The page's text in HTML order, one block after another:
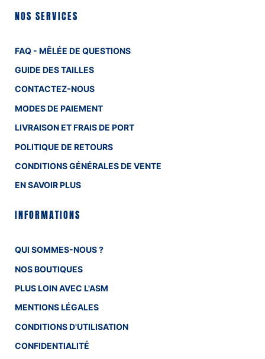
NOS SERVICES
FAQ - MÊLÉE DE QUESTIONS
GUIDE DES TAILLES
CONTACTEZ-NOUS
MODES DE PAIEMENT
LIVRAISON ET FRAIS DE PORT
POLITIQUE DE RETOURS
CONDITIONS GÉNÉRALES DE VENTE
EN SAVOIR PLUS
INFORMATIONS
QUI SOMMES-NOUS ?
NOS BOUTIQUES
PLUS LOIN AVEC L'ASM
MENTIONS LÉGALES
CONDITIONS D'UTILISATION
CONFIDENTIALITÉ